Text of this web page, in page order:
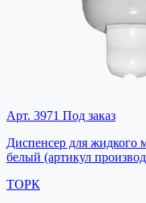
Арт. 3971 Под заказ
Диспенсер для жидкого
белый (артикул
ТОРК